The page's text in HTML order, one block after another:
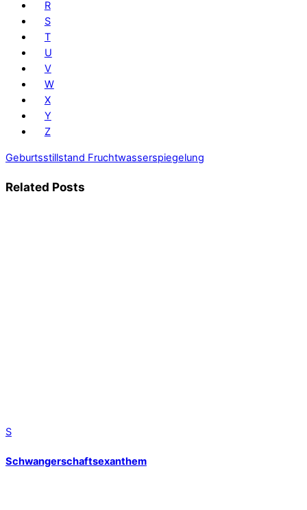
R
S
T
U
V
W
X
Y
Z
Geburtsstillstand Fruchtwasserspiegelung
Related Posts
S
Schwangerschaftsexanthem